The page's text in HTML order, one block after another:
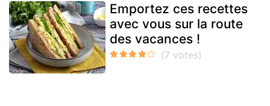
Emportez ces recettes
avec vous sur la route
des vacances !